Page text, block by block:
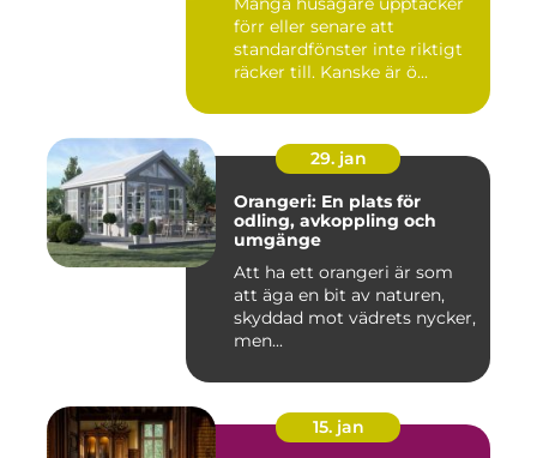
förr eller senare att
standardfönster inte riktigt
räcker till. Kanske är ö...
29. jan
Orangeri: En plats för
odling, avkoppling och
umgänge
Att ha ett orangeri är som
att äga en bit av naturen,
skyddad mot vädrets nycker,
men...
15. jan